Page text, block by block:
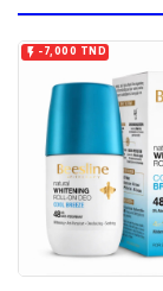
 -7,000 TND